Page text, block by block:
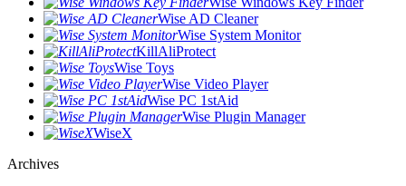
Wise AD Cleaner
Wise System Monitor
KillAliProtect
Wise Toys
Wise Video Player
Wise PC 1stAid
Wise Plugin Manager
WiseX
Archives